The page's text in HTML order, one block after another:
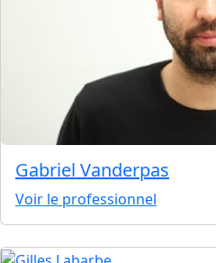
Gabriel Vanderpas
Voir le professionnel